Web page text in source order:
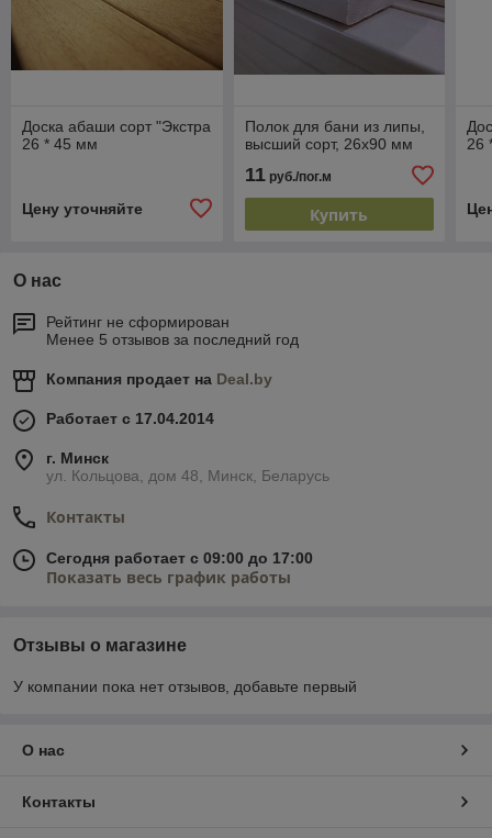
Доска абаши сорт "Экстра
26 * 45 мм
Цену уточняйте
Полок для бани из липы,
высший сорт, 26x90 мм
11руб./пог.м
Купить
26
О нас
Рейтинг не сформирован
Менее 5 отзывов за последний год
Компания продает на Deal.by
Работает с 17.04.2014
г. Минск
ул. Кольцова, дом 48, Минск, Беларусь
Контакты
Сегодня работает с 09:00 до 17:00
Показать весь график работы
Отзывы о магазине
У компании пока нет отзывов, добавьте первый
О нас
Контакты